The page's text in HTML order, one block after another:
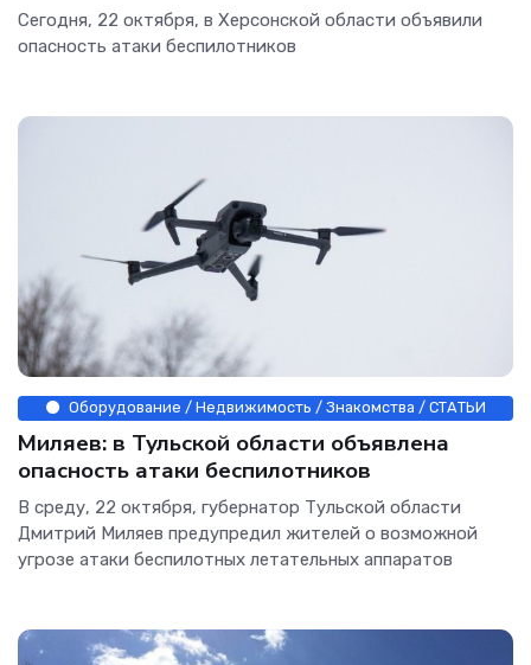
Сегодня, 22 октября, в Херсонской области объявили
опасность атаки беспилотников
Оборудование / Недвижимость / Знакомства / СТАТЬИ
Миляев: в Тульской области объявлена
опасность атаки беспилотников
В среду, 22 октября, губернатор Тульской области
Дмитрий Миляев предупредил жителей о возможной
угрозе атаки беспилотных летательных аппаратов